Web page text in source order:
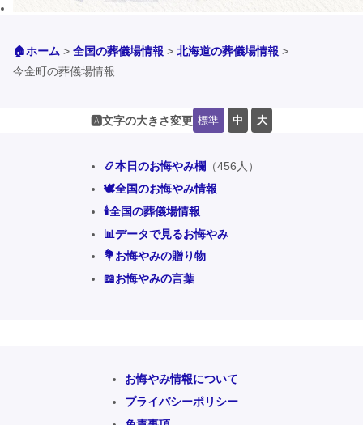
🏠ホーム > 全国の葬儀場情報 > 北海道の葬儀場情報 >
今金町の葬儀場情報
🅰️文字の大きさ変更 標準 中 大
📿本日のお悔やみ欄 （456人）
🕊️全国のお悔やみ情報
🕯️全国の葬儀場情報
📊データで見るお悔やみ
💐お悔やみの贈り物
📖お悔やみの言葉
お悔やみ情報について
プライバシーポリシー